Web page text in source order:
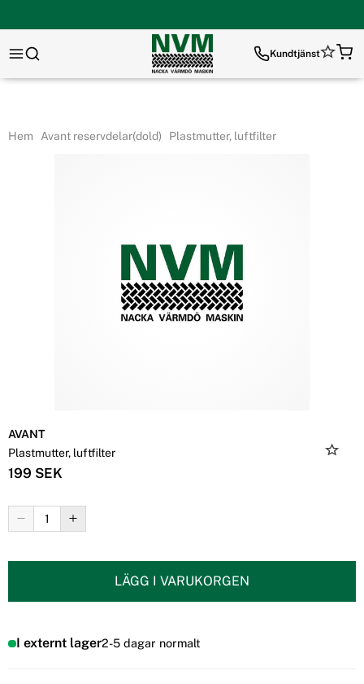
Kundtjänst
Hem Avant reservdelar(dold) Plastmutter, luftfilter
AVANT
Plastmutter, luftfilter
199 SEK
LÄGG I VARUKORGEN
I externt lager2-5 dagar normalt